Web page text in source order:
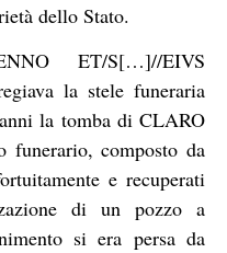
dello Stato.
ET/S[…]//EIVS
la stele funeraria
la tomba di CLARO
composto da
e recuperati
di un pozzo a
si era persa da